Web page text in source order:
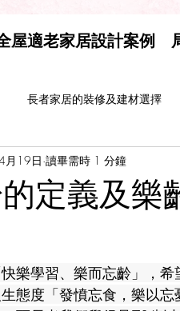
屋適老家居設計案例
長者家居的裝修及建材選擇
黃家榮醫生 Dr. Jason Wong
定義及樂
月19日 讀畢需時 1 分鐘
快樂學習、樂而忘齡」，
態度「發憤忘食，樂以